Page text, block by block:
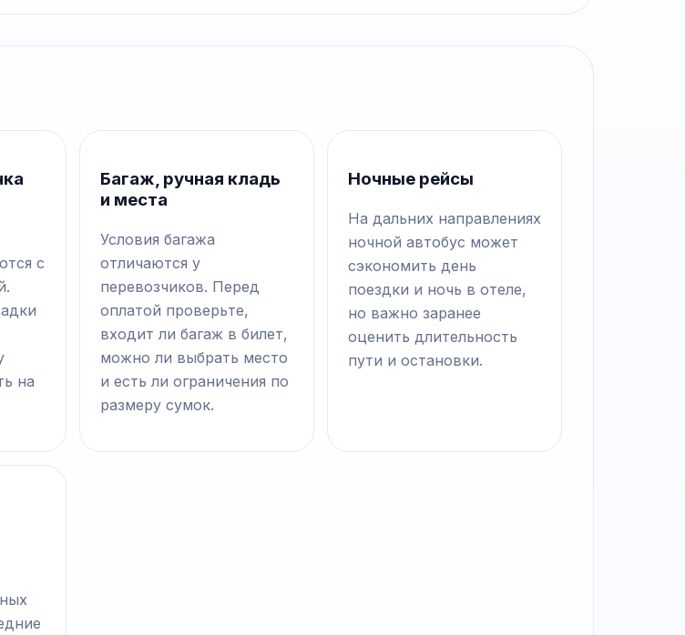
с
на
Багаж, ручная кладь
и места
Условия багажа
отличаются у
перевозчиков. Перед
оплатой проверьте,
входит ли багаж в билет,
можно ли выбрать место
и есть ли ограничения по
размеру сумок.
Ночные рейсы
На дальних направлениях
ночной автобус может
сэкономить день
поездки и ночь в отеле,
но важно заранее
оценить длительность
пути и остановки.